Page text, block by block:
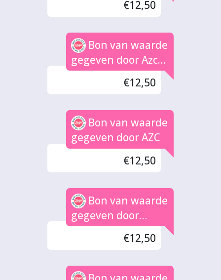
€12,50
Bon van waarde
gegeven door Azc
voetbal Zutphen
€12,50
Bon van waarde
gegeven door AZC
€12,50
Bon van waarde
gegeven door
Maaike
€12,50